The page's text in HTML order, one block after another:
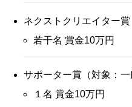
ネクストクリエイター
若干名 賞金10万円
サポーター賞（対象：一
１名 賞金10万円